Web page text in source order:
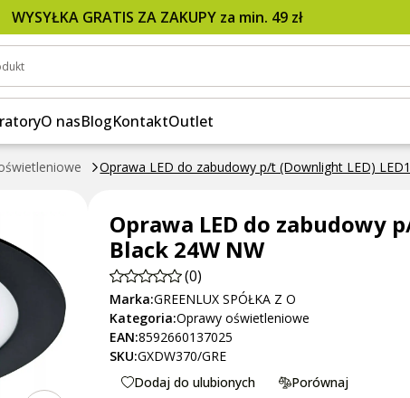
WYSYŁKA GRATIS ZA ZAKUPY za min. 49 zł
O nasBlogKontaktOutlet
Oprawa LED do zabudowy p/t (Downlight LED)
LED120 VEGA-R Black 24W NW
Oprawa LED do zabudowy
Black 24W NW
(0)
Marka:GREENLUX SPÓŁKA Z O
Kategoria:Oprawy oświetleniowe
EAN:8592660137025
SKU:GXDW370/GRE
Dodaj do ulubionych
Porównaj